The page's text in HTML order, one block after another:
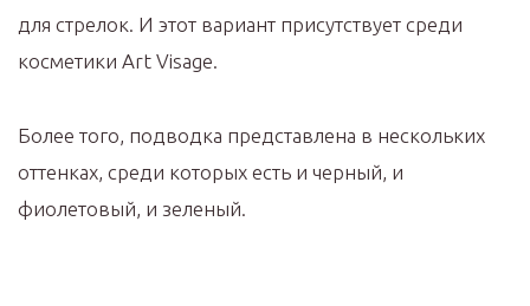
для стрелок. И этот вариант присутствует среди
косметики Art Visage.
Более того, подводка представлена в нескольких
оттенках, среди которых есть и черный, и
фиолетовый, и зеленый.